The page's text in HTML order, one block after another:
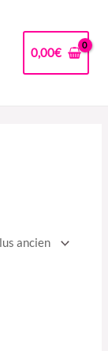
0,00€